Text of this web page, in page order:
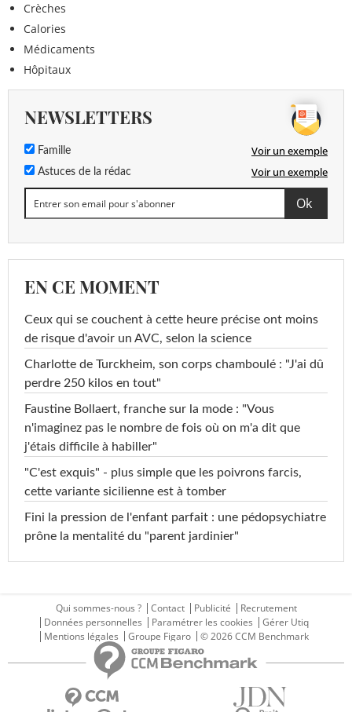
Crèches
Calories
Médicaments
Hôpitaux
NEWSLETTERS
Famille Voir un exemple
Astuces de la rédac Voir un exemple
EN CE MOMENT
Ceux qui se couchent à cette heure précise ont moins
de risque d'avoir un AVC, selon la science
Charlotte de Turckheim, son corps chamboulé : "J'ai dû
perdre 250 kilos en tout"
Faustine Bollaert, franche sur la mode : "Vous
n'imaginez pas le nombre de fois où on m'a dit que
j'étais difficile à habiller"
"C'est exquis" - plus simple que les poivrons farcis,
cette variante sicilienne est à tomber
Fini la pression de l'enfant parfait : une pédopsychiatre
prône la mentalité du "parent jardinier"
Qui sommes-nous ? Contact Publicité
Recrutement
Données personnelles
Paramétrer les cookies
Gérer Utiq
Mentions légales
Groupe Figaro © 2026 CCM Benchmark